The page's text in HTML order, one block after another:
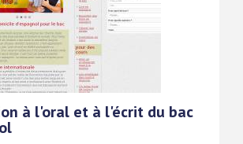
à l'oral et à l'écrit du bac